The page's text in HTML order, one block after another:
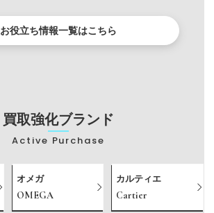
お役立ち情報一覧はこちら
買取強化ブランド
Active Purchase
オメガ
OMEGA
カルティエ
Cartier